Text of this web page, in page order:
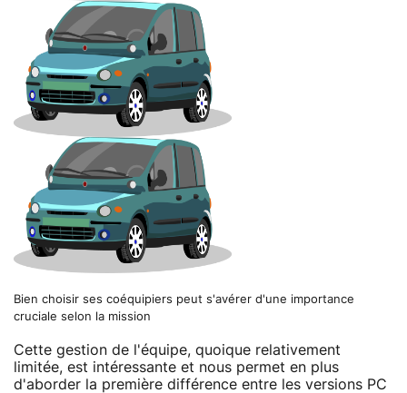
Bien choisir ses coéquipiers peut s'avérer d'une importance
cruciale selon la mission
Cette gestion de l'équipe, quoique relativement
limitée, est intéressante et nous permet en plus
d'aborder la première différence entre les versions PC